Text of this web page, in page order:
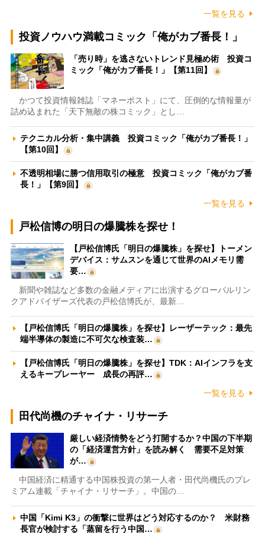
一覧を見る
投資ノウハウ満載コミック「俺がカブ番長！」
「売り時」を逃さないトレンド見極め術 投資コ
ミック「俺がカブ番長！」【第11回】
かつて投資情報雑誌「マネーポスト」にて、圧倒的な情報量が
詰め込まれた「天下無敵の株コミック」とし…
テクニカル分析・集中講義 投資コミック「俺がカブ番長！」
【第10回】
不透明相場に勝つ信用取引の極意 投資コミック「俺がカブ番
長！」【第9回】
一覧を見る
戸松信博の明日の爆騰株を探せ！
【戸松信博氏「明日の爆騰株」を探せ】トーメン
デバイス：サムスンを通じて世界のAIメモリ需
要…
新聞や雑誌など多数の金融メディアに出演するグローバルリン
クアドバイザーズ代表の戸松信博氏が、最新…
【戸松信博氏「明日の爆騰株」を探せ】レーザーテック：最先
端半導体の製造に不可欠な検査装…
【戸松信博氏「明日の爆騰株」を探せ】TDK：AIインフラを支
えるキープレーヤー 成長の再評…
一覧を見る
田代尚機のチャイナ・リサーチ
厳しい経済情勢をどう打開するか？中国の下半期
の「経済運営方針」を読み解く 需要不足対策
が…
中国経済に精通する中国株投資の第一人者・田代尚機氏のプレ
ミアム連載「チャイナ・リサーチ」。中国の…
中国「Kimi K3」の衝撃に世界はどう対応するのか？ 米財務
長官が検討する「蒸留を行う中国…